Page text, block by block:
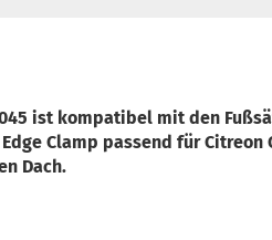
ist kompatibel mit den
Clamp passend für Citreon
Dach.